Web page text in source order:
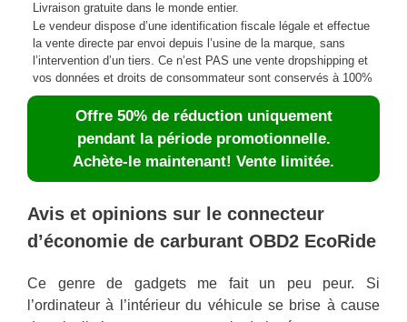
Livraison gratuite dans le monde entier.
Le vendeur dispose d’une identification fiscale légale et effectue
la vente directe par envoi depuis l’usine de la marque, sans
l’intervention d’un tiers. Ce n’est PAS une vente dropshipping et
vos données et droits de consommateur sont conservés à 100%
Offre 50% de réduction uniquement
pendant la période promotionnelle.
Achète-le maintenant! Vente limitée.
Avis et opinions sur le connecteur
d’économie de carburant OBD2 EcoRide
Ce genre de gadgets me fait un peu peur. Si
l’ordinateur à l’intérieur du véhicule se brise à cause